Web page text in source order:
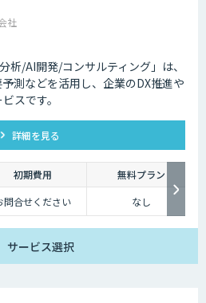
社
析/AI開発/コンサルティング」は、
測などを活用し、企業のDX推進や
スです。
詳細を見る
初期費用
無料プラン
問合せください なし
サービス選択